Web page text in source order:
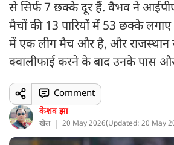
से सिर्फ 7 छक्के दूर हैं. वैभव ने
मैचों की 13 पारियों में 53 छक्के
में एक लीग मैच और है, और
क्वालीफाई करने के बाद उनके पास
केशव झा
खेल 20 May 2026(Updated: 20 May
Comment